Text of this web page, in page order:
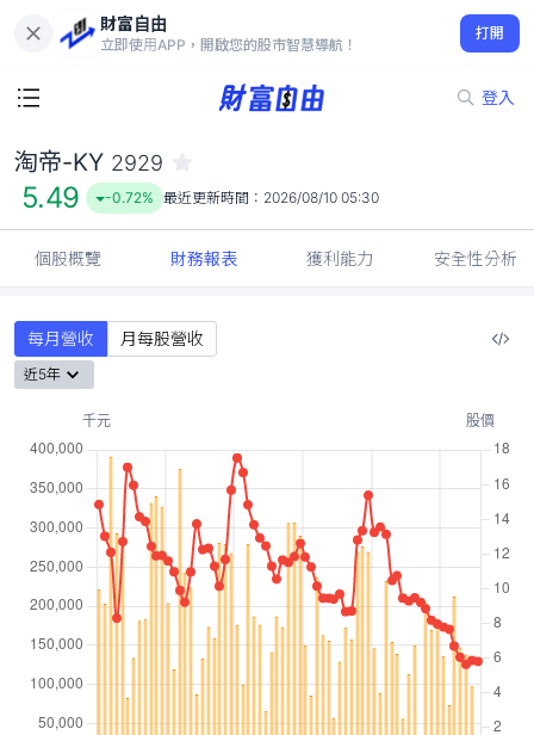
財富自由
立即使用APP，開啟您的股市智慧導航！
打開
登入
5.49
-0.72%
淘帝-KY 2929
5.49 -0.72% 最近更新時間： 2026/08/10 05:30
個股概覽 財務報表 獲利能力 安全性分析
每月營收 月每股營收
近5年